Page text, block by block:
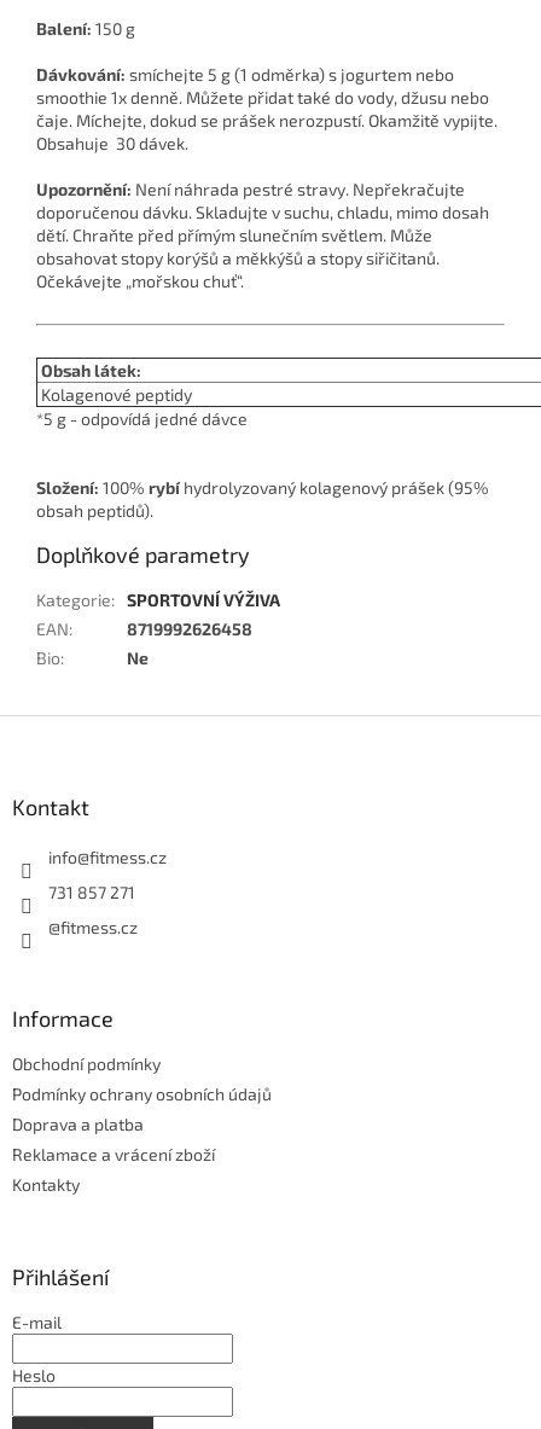
Balení: 150 g
Dávkování: smíchejte 5 g (1 odměrka) s jogurtem nebo
smoothie 1x denně. Můžete přidat také do vody, džusu nebo
čaje. Míchejte, dokud se prášek nerozpustí. Okamžitě vypijte.
Obsahuje 30 dávek.
Upozornění: Není náhrada pestré stravy. Nepřekračujte
doporučenou dávku. Skladujte v suchu, chladu, mimo dosah
dětí. Chraňte před přímým slunečním světlem. Může
obsahovat stopy korýšů a měkkýšů a stopy siřičitanů.
Očekávejte „mořskou chuť“.
Obsah látek:
Kolagenové peptidy
*5 g - odpovídá jedné dávce
Složení: 100% rybíhydrolyzovaný kolagenový prášek (95%
obsah peptidů).
Doplňkové parametry
Kategorie: SPORTOVNÍ VÝŽIVA
EAN:
8719992626458
Bio: Ne
Kontakt
info@fitmess.cz
731 857 271
@fitmess.cz
Informace
Obchodní podmínky
Podmínky ochrany osobních údajů
Doprava a platba
Reklamace a vrácení zboží
Kontakty
Přihlášení
E-mail
Heslo